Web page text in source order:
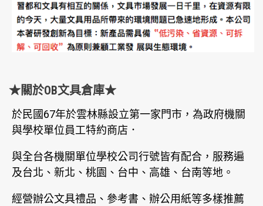
★關於OB文具倉庫★
於民國67年於雲林縣設立第一家門市，為政府機關
與學校單位員工特約商店．
與全台各機關單位學校公司行號皆有配合，服務遍
及台北、新北、桃園、台中、高雄、台南等地。
經營辦公文具禮品、參考書、辦公用紙等多樣推薦